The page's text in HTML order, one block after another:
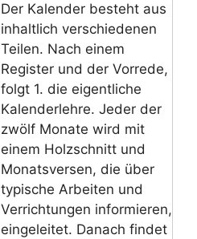
Der Kalender besteht aus
inhaltlich verschiedenen
Teilen. Nach einem
Register und der Vorrede,
folgt 1. die eigentliche
Kalenderlehre. Jeder der
zwölf Monate wird mit
einem Holzschnitt und
Monatsversen, die über
typische Arbeiten und
Verrichtungen informieren,
eingeleitet. Danach findet